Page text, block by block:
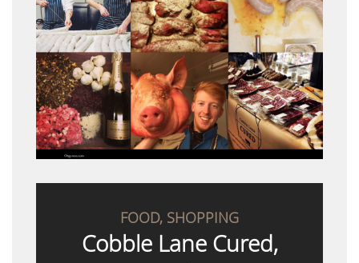
FOOD, SHOPPING
Cobble Lane Cured,